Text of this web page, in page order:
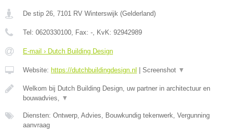
De stip 26 7101 RV Winterswijk (Gelderland)
Tel: 0620330100 , Fax: - , KvK: 92942989
E-mail › Dutch Building Design
Website: https://dutchbuildingdesign.nl | Screenshot ▼
Welkom bij Dutch Building Design, uw partner in architectuur en
bouwadvies,
▼
Diensten: Ontwerp, Advies, Bouwkundig tekenwerk, Vergunning
aanvraag